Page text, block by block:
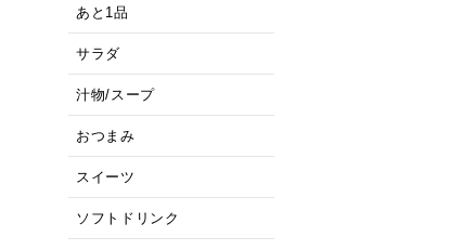
あと1品
サラダ
汁物/スープ
おつまみ
スイーツ
ソフトドリンク